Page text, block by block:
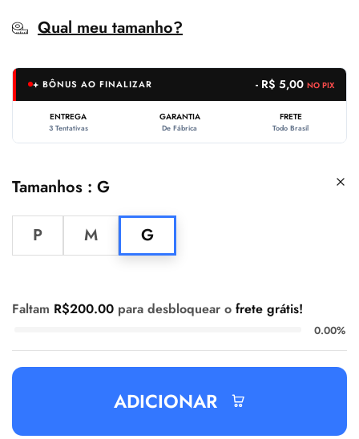
Qual meu tamanho?
+ BÔNUS AO FINALIZAR - R$ 5,00 NO PIX
ENTREGA
3 Tentativas
GARANTIA
De Fábrica
FRETE
Todo Brasil
Tamanhos G
P M G
Faltam R$200.00 para desbloquear o frete grátis!
0.00%
ADICIONAR